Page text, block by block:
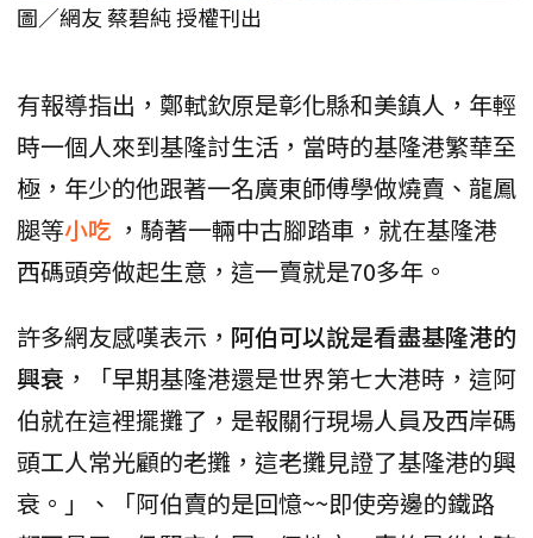
圖／網友 蔡碧純 授權刊出
有報導指出，鄭軾欽原是彰化縣和美鎮人，年輕
時一個人來到基隆討生活，當時的基隆港繁華至
極，年少的他跟著一名廣東師傅學做燒賣、龍鳳
腿等小吃 ，騎著一輛中古腳踏車，就在基隆港
西碼頭旁做起生意，這一賣就是70多年。
許多網友感嘆表示， 阿伯可以說是看盡基隆港的
興衰 ，「早期基隆港還是世界第七大港時，這阿
伯就在這裡擺攤了，是報關行現場人員及西岸碼
頭工人常光顧的老攤，這老攤見證了基隆港的興
衰。」、「阿伯賣的是回憶~~即使旁邊的鐵路